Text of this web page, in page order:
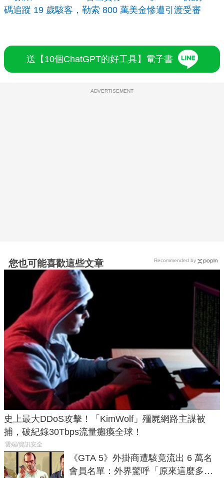
碼追蹤 19 歲駭客，勒索 800 萬美金慘遭引渡受審
送【10個ChatGPT的好工具】電子書
ADVERTISEMENT
您也可能喜歡這些文章
史上最大DDoS攻擊！「KimWolf」殭屍網路主謀被
捕，破紀錄30Tbps流量癱瘓全球！
雲端/資訊安全
《GTA 5》外掛商遭駭竟流出 6 萬名
會員名單：外界驚呼「原來這麼多人
Recommended by